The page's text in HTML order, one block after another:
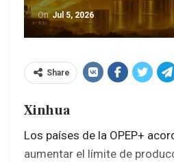
OnJul 5, 2026
Share
Xinhua
Los países de la OPEP+
aumentar el límite de